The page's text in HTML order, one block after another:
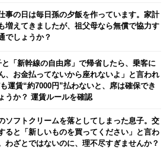
事の日は毎日孫の夕飯を作っています。家計
増えてきましたが、祖父母なら無償で協力す
でしょうか？
と「新幹線の自由席」で帰省したら、乗客に
、お金払ってないから座れないよ」と言われ
運賃“約7000円”払わないと、席は確保でき
うか？ 運賃ルールを確認
ソフトクリームを落としてしまった息子。交
ると「新しいものを買ってください」と言わ
わざとではないのに、理不尽すぎませんか？